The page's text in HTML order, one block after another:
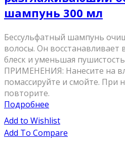
шампунь 300 мл
Бессульфатный шампунь
волосы. Он восстанавливает
блеск и уменьшая
ПРИМЕНЕНИЯ: Нанесите на
помассируйте и смойте. При
повторите.
Подробнее
Add to Wishlist
Add To Compare